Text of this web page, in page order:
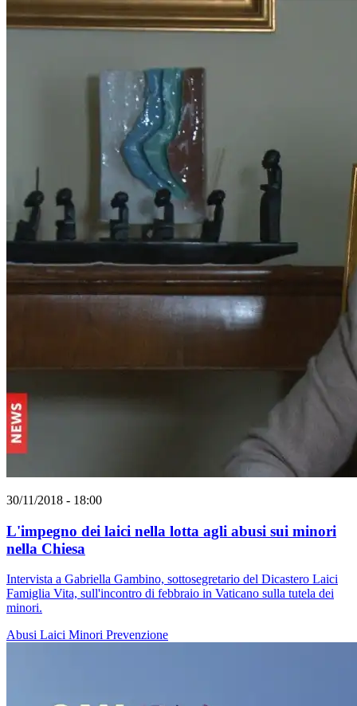
30/11/2018 - 18:00
L'impegno dei laici nella lotta agli abusi sui minori
nella Chiesa
Intervista a Gabriella Gambino, sottosegretario del Dicastero Laici
Famiglia Vita, sull'incontro di febbraio in Vaticano sulla tutela dei
minori.
Abusi Laici Minori Prevenzione